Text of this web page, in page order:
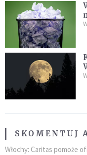
SKOMENTUJ
Włochy: Caritas pomoże